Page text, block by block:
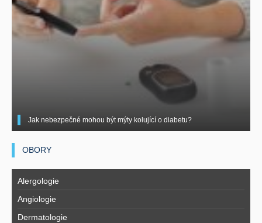
Jak nebezpečné mohou být mýty kolující o diabetu?
OBORY
Alergologie
Angiologie
Dermatologie